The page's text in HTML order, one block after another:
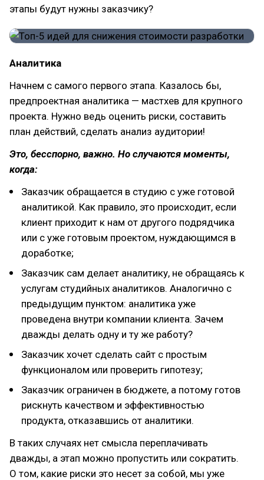
этапы будут нужны заказчику?
Аналитика
Начнем с самого первого этапа. Казалось бы,
предпроектная аналитика — мастхев для крупного
проекта. Нужно ведь оценить риски, составить
план действий, сделать анализ аудитории!
Это, бесспорно, важно. Но случаются моменты,
когда:
Заказчик обращается в студию с уже готовой
аналитикой. Как правило, это происходит, если
клиент приходит к нам от другого подрядчика
или с уже готовым проектом, нуждающимся в
доработке;
Заказчик сам делает аналитику, не обращаясь к
услугам студийных аналитиков. Аналогично с
предыдущим пунктом: аналитика уже
проведена внутри компании клиента. Зачем
дважды делать одну и ту же работу?
Заказчик хочет сделать сайт с простым
функционалом или проверить гипотезу;
Заказчик ограничен в бюджете, а потому готов
рискнуть качеством и эффективностью
продукта, отказавшись от аналитики.
В таких случаях нет смысла переплачивать
дважды, а этап можно пропустить или сократить.
О том, какие риски это несет за собой, мы уже